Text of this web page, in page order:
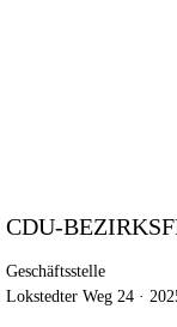
CDU-
Geschäftsstelle
Lokstedter Weg 24 ·